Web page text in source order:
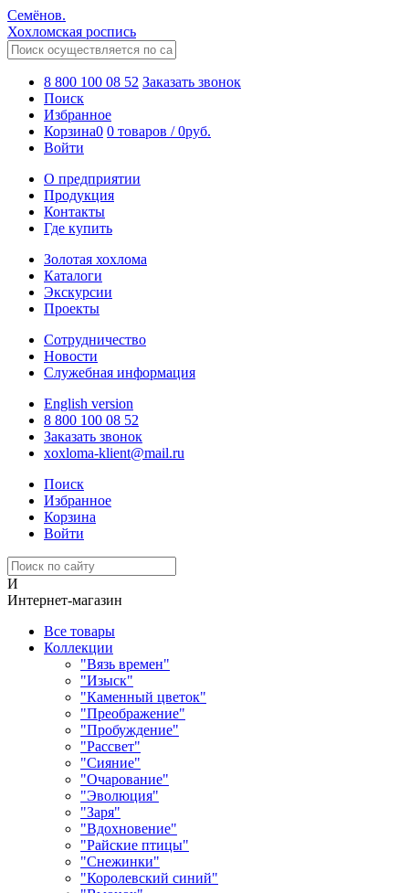
Семёнов.
Хохломская роспись
8 800 100 08 52 Заказать звонок
Поиск
Избранное
Корзина0 0 товаров /0руб.
Войти
О предприятии
Продукция
Контакты
Где купить
Золотая хохлома
Каталоги
Экскурсии
Проекты
Сотрудничество
Новости
Служебная информация
English version
8 800 100 08 52
Заказать звонок
xoxloma-klient@mail.ru
Поиск
Избранное
Корзина
Войти
И
Интернет-магазин
Все товары
Коллекции
"Вязь времен"
"Изыск"
"Каменный цветок"
"Преображение"
"Пробуждение"
"Рассвет"
"Сияние"
"Очарование"
"Эволюция"
"Заря"
"Вдохновение"
"Райские птицы"
"Снежинки"
"Королевский синий"